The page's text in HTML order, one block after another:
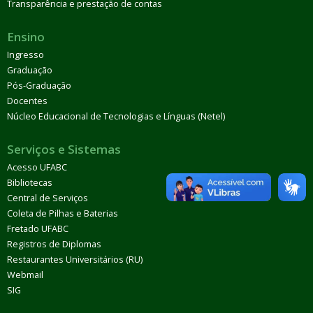
Transparência e prestação de contas
Ensino
Ingresso
Graduação
Pós-Graduação
Docentes
Núcleo Educacional de Tecnologias e Línguas (Netel)
Serviços e Sistemas
Acesso UFABC
Bibliotecas
Central de Serviços
Coleta de Pilhas e Baterias
Fretado UFABC
Registros de Diplomas
Restaurantes Universitários (RU)
Webmail
SIG